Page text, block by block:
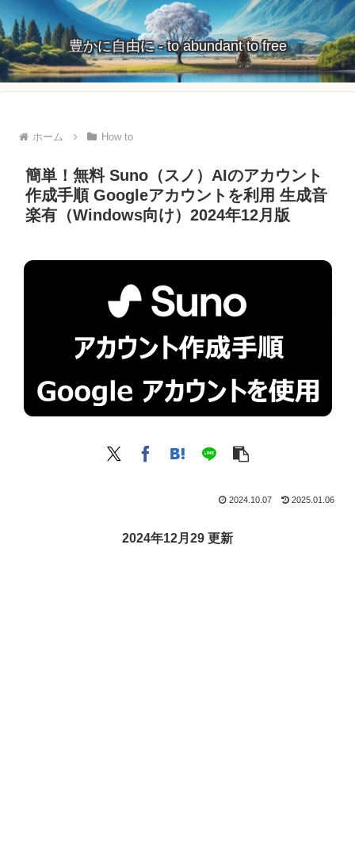
豊かに自由に - to abundant to free
ホーム How to
簡単！無料 Suno（スノ）AIのアカウント
作成手順 Googleアカウントを利用 生成音
楽有（Windows向け）2024年12月版
2024.10.07 2025.01.06
2024年12月29 更新